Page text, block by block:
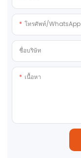
โทรศัพท์/WhatsApp
ชื่อบริษัท
เนื้อหา